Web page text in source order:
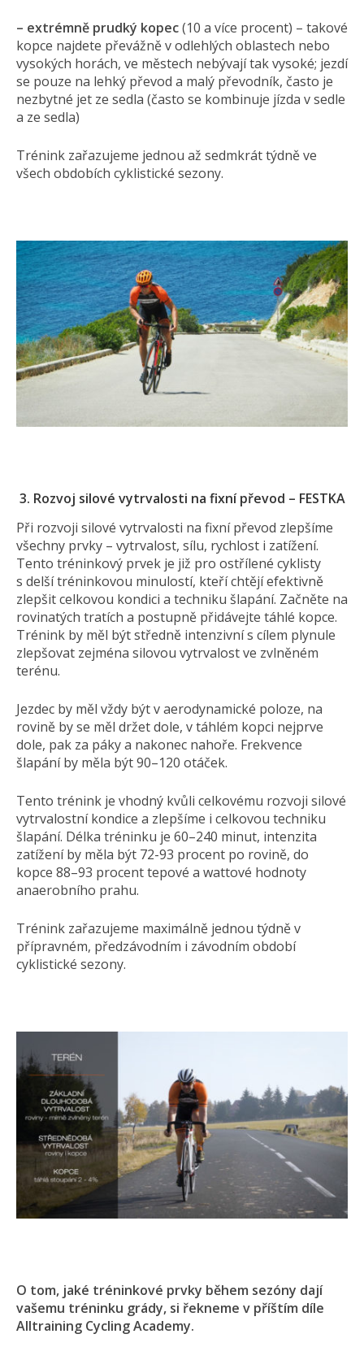
– extrémně prudký kopec(10 a více procent) – takové
kopce najdete převážně v odlehlých oblastech nebo
vysokých horách, ve městech nebývají tak vysoké; jezdí
se pouze na lehký převod a malý převodník, často je
nezbytné jet ze sedla (často se kombinuje jízda v sedle
a ze sedla)
Trénink zařazujeme jednou až sedmkrát týdně ve
všech obdobích cyklistické sezony.
3. Rozvoj silové vytrvalosti na fixní převod – FESTKA
Při rozvoji silové vytrvalosti na fixní převod zlepšíme
všechny prvky – vytrvalost, sílu, rychlost i zatížení.
Tento tréninkový prvek je již pro ostřílené cyklisty
s delší tréninkovou minulostí, kteří chtějí efektivně
zlepšit celkovou kondici a techniku šlapání. Začněte na
rovinatých tratích a postupně přidávejte táhlé kopce.
Trénink by měl být středně intenzivní s cílem plynule
zlepšovat zejména silovou vytrvalost ve zvlněném
terénu.
Jezdec by měl vždy být v aerodynamické poloze, na
rovině by se měl držet dole, v táhlém kopci nejprve
dole, pak za páky a nakonec nahoře. Frekvence
šlapání by měla být 90–120 otáček.
Tento trénink je vhodný kvůli celkovému rozvoji silové
vytrvalostní kondice a zlepšíme i celkovou techniku
šlapání. Délka tréninku je 60–240 minut, intenzita
zatížení by měla být 72-93 procent po rovině, do
kopce 88–93 procent tepové a wattové hodnoty
anaerobního prahu.
Trénink zařazujeme maximálně jednou týdně v
přípravném, předzávodním i závodním období
cyklistické sezony.
O tom, jaké tréninkové prvky během sezóny dají
vašemu tréninku grády, si řekneme v příštím díle
Alltraining Cycling Academy.